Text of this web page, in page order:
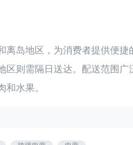
离岛地区，为消费者提供便
区则需隔日送达。配送范围
水果。